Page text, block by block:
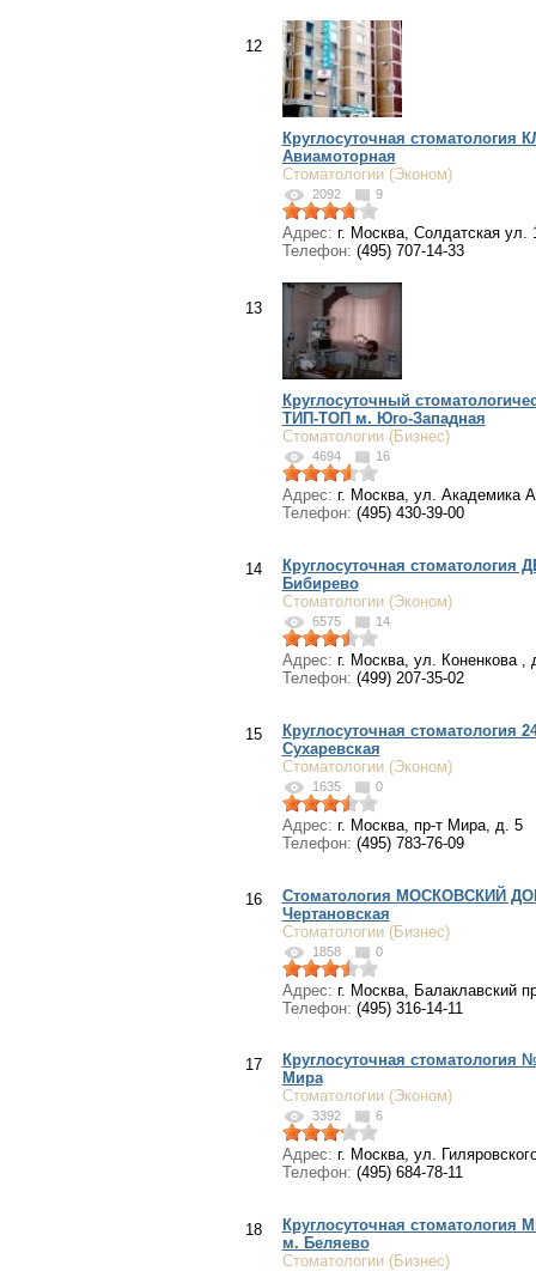
12
Круглосуточная
Авиамоторная
Стоматологии (Эконом)
2092 9
Адрес: г. Москва, Солдатская ул.
Телефон: (495) 707-14-33
13
Круглосуточный
ТИП-ТОП м. Юго-Западная
Стоматологии (Бизнес)
4694 16
Адрес: г. Москва, ул. Академика
Телефон: (495) 430-39-00
14
Круглосуточная стоматология
Бибирево
Стоматологии (Эконом)
6575 14
Адрес: г. Москва, ул. Коненкова ,
Телефон: (499) 207-35-02
15
Круглосуточная стоматология
Сухаревская
Стоматологии (Эконом)
1635 0
Адрес: г. Москва, пр-т Мира, д. 5
Телефон: (495) 783-76-09
16
Стоматология МОСКОВСКИЙ
Чертановская
Стоматологии (Бизнес)
1858 0
Адрес: г. Москва, Балаклавский
Телефон: (495) 316-14-11
17
Круглосуточная стоматология
Мира
Стоматологии (Эконом)
3392 6
Адрес: г. Москва, ул.
Телефон: (495) 684-78-11
18
Круглосуточная
м. Беляево
Стоматологии (Бизнес)